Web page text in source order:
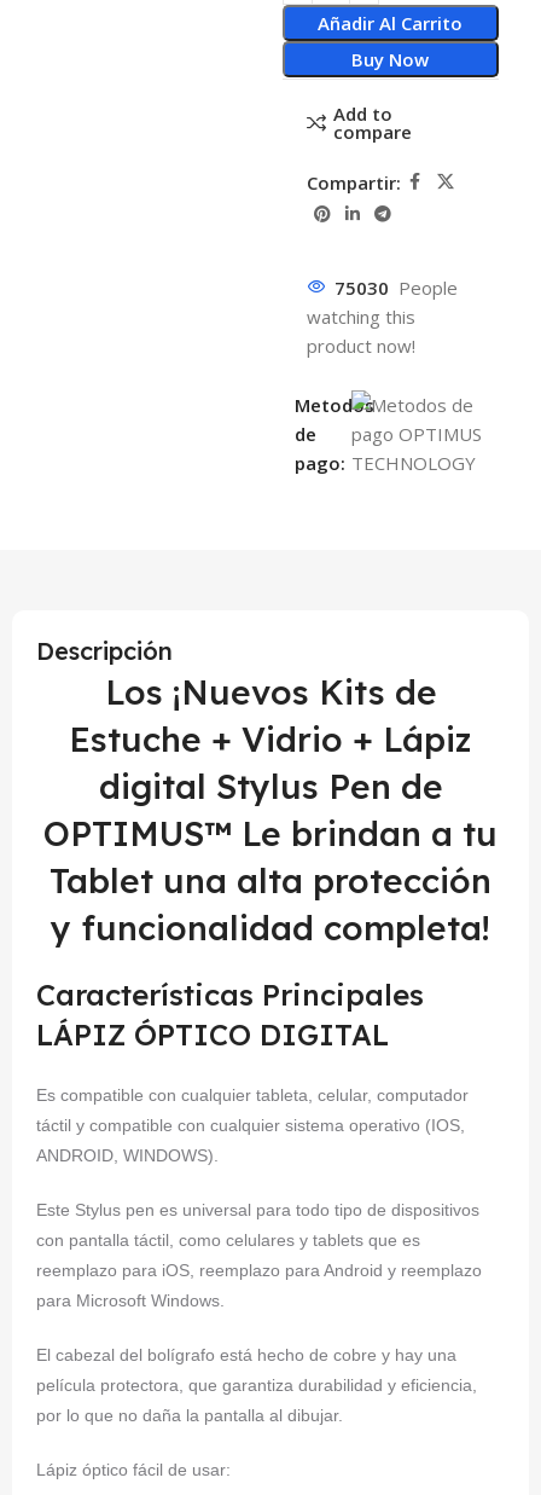
Añadir Al Carrito
Buy Now
Add to
compare
Compartir:
75030 People
watching this
product now!
Metodos
de
pago:
Descripción
Los ¡Nuevos Kits de
Estuche + Vidrio + Lápiz
digital Stylus Pen de
OPTIMUS™ Le brindan a tu
Tablet una alta protección
y funcionalidad completa!
Características Principales
LÁPIZ ÓPTICO DIGITAL
Es compatible con cualquier tableta, celular, computador
táctil y compatible con cualquier sistema operativo (IOS,
ANDROID, WINDOWS).
Este Stylus pen es universal para todo tipo de dispositivos
con pantalla táctil, como celulares y tablets que es
reemplazo para iOS, reemplazo para Android y reemplazo
para Microsoft Windows.
El cabezal del bolígrafo está hecho de cobre y hay una
película protectora, que garantiza durabilidad y eficiencia,
por lo que no daña la pantalla al dibujar.
Lápiz óptico fácil de usar: